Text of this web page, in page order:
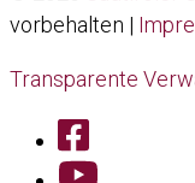
vorbehalten |
Transparente